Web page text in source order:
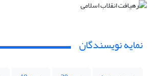
نمایه نویسندگان